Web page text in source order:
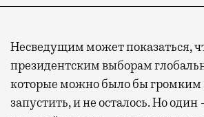
Несведущим может показаться,
президентским выборам
которые можно было бы громким
запустить, и не осталось. Но